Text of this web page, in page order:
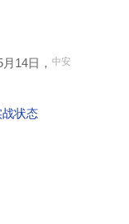
14日， 中安
状态